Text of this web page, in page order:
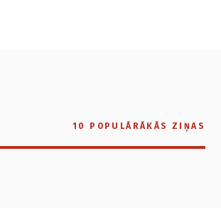
10 POPULĀRĀKĀS ZIŅAS